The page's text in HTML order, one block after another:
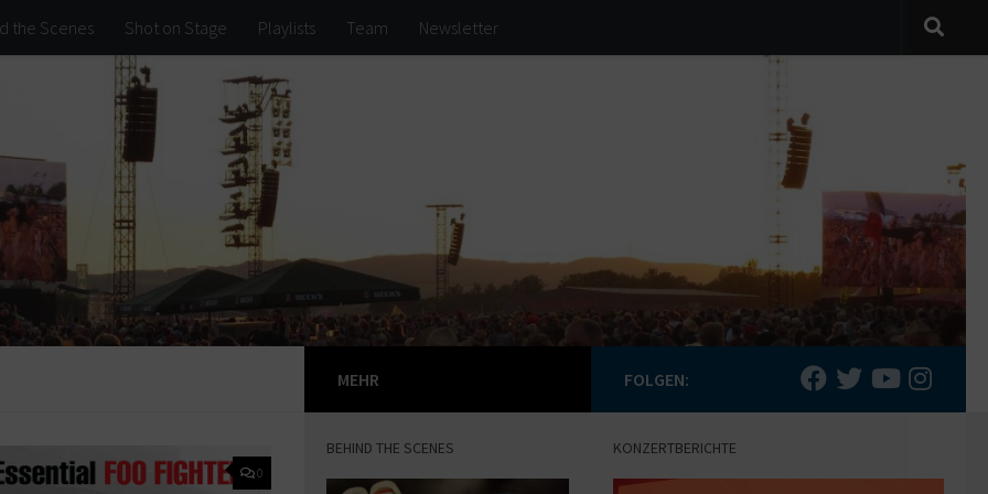
the Scenes Shot on Stage Playlists Team Newsletter
0
FOLGEN:
KONZERTBERICHTE
MEHR
BEHIND THE SCENES